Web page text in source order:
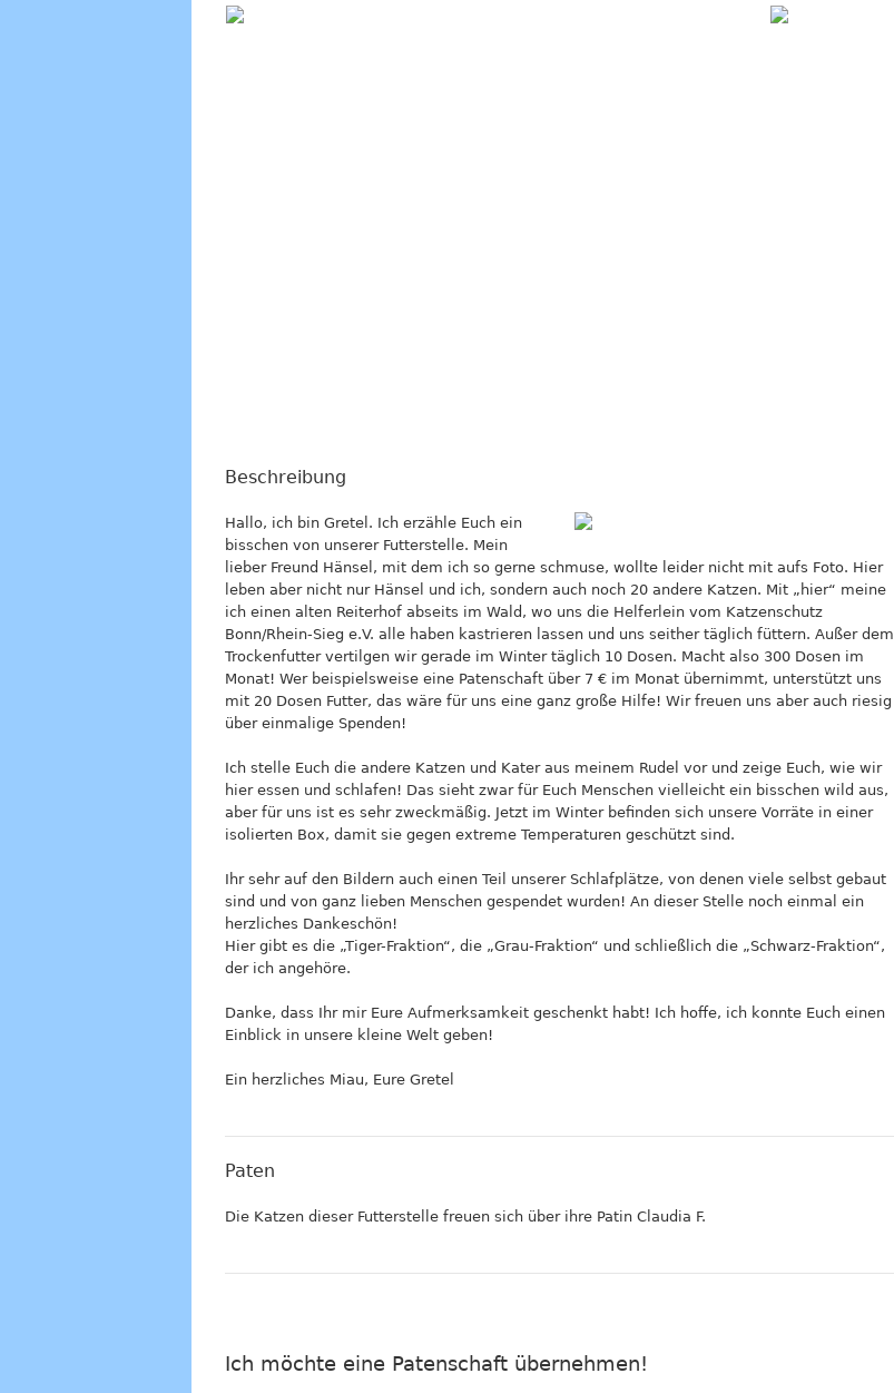
Beschreibung
Hallo, ich bin Gretel. Ich erzähle Euch ein
bisschen von unserer Futterstelle. Mein
lieber Freund Hänsel, mit dem ich so gerne schmuse, wollte leider nicht mit aufs Foto. Hier
leben aber nicht nur Hänsel und ich, sondern auch noch 20 andere Katzen. Mit „hier“ meine
ich einen alten Reiterhof abseits im Wald, wo uns die Helferlein vom Katzenschutz
Bonn/Rhein-Sieg e.V. alle haben kastrieren lassen und uns seither täglich füttern. Außer dem
Trockenfutter vertilgen wir gerade im Winter täglich 10 Dosen. Macht also 300 Dosen im
Monat! Wer beispielsweise eine Patenschaft über 7 € im Monat übernimmt, unterstützt uns
mit 20 Dosen Futter, das wäre für uns eine ganz große Hilfe! Wir freuen uns aber auch riesig
über einmalige Spenden!
Ich stelle Euch die andere Katzen und Kater aus meinem Rudel vor und zeige Euch, wie wir
hier essen und schlafen! Das sieht zwar für Euch Menschen vielleicht ein bisschen wild aus,
aber für uns ist es sehr zweckmäßig. Jetzt im Winter befinden sich unsere Vorräte in einer
isolierten Box, damit sie gegen extreme Temperaturen geschützt sind.
Ihr sehr auf den Bildern auch einen Teil unserer Schlafplätze, von denen viele selbst gebaut
sind und von ganz lieben Menschen gespendet wurden! An dieser Stelle noch einmal ein
herzliches Dankeschön!
Hier gibt es die „Tiger-Fraktion“, die „Grau-Fraktion“ und schließlich die „Schwarz-Fraktion“,
der ich angehöre.
Danke, dass Ihr mir Eure Aufmerksamkeit geschenkt habt! Ich hoffe, ich konnte Euch einen
Einblick in unsere kleine Welt geben!
Ein herzliches Miau, Eure Gretel
Paten
Die Katzen dieser Futterstelle freuen sich über ihre Patin Claudia F.
Ich möchte eine Patenschaft übernehmen!